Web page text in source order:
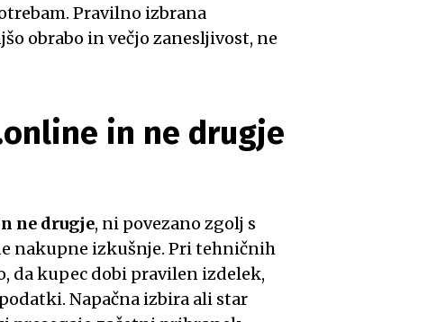
Pravilno izbrana
obrabo in večjo zanesljivost, ne
in ne drugje
ne drugje, ni povezano zgolj s
nakupne izkušnje. Pri tehničnih
da kupec dobi pravilen izdelek,
Napačna izbira ali star